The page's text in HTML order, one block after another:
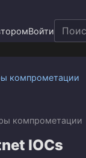
Войти
Search
for:
компрометации
компрометации
IOCs